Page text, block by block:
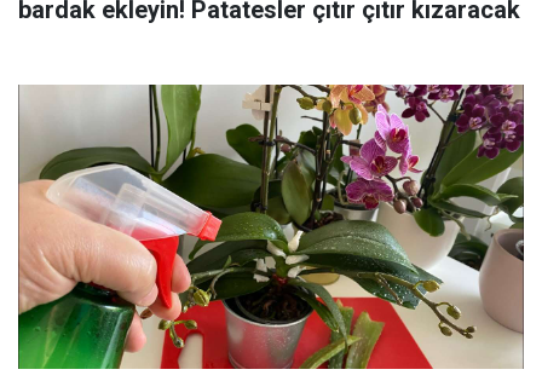
bardak ekleyin! Patatesler çıtır çıtır kızaracak